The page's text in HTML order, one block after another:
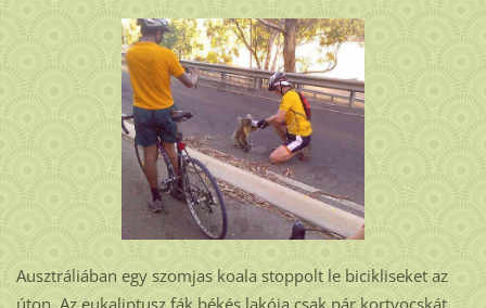
Ausztráliában egy szomjas koala stoppolt le bicikliseket az